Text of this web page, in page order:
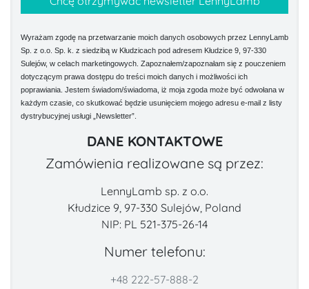
Wyrażam zgodę na przetwarzanie moich danych osobowych przez LennyLamb
Sp. z o.o. Sp. k. z siedzibą w Kłudzicach pod adresem Kłudzice 9, 97-330
Sulejów, w celach marketingowych. Zapoznałem/zapoznałam się z pouczeniem
dotyczącym prawa dostępu do treści moich danych i możliwości ich
poprawiania. Jestem świadom/świadoma, iż moja zgoda może być odwołana w
każdym czasie, co skutkować będzie usunięciem mojego adresu e-mail z listy
dystrybucyjnej usługi „Newsletter”.
DANE KONTAKTOWE
Zamówienia realizowane są przez:
LennyLamb sp. z o.o.
Kłudzice 9, 97-330 Sulejów, Poland
NIP: PL 521-375-26-14
Numer telefonu:
+48 222-57-888-2